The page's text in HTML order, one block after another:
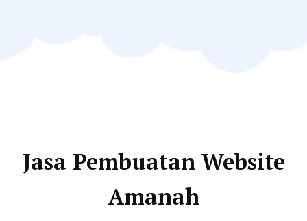
Jasa Pembuatan Website
Amanah